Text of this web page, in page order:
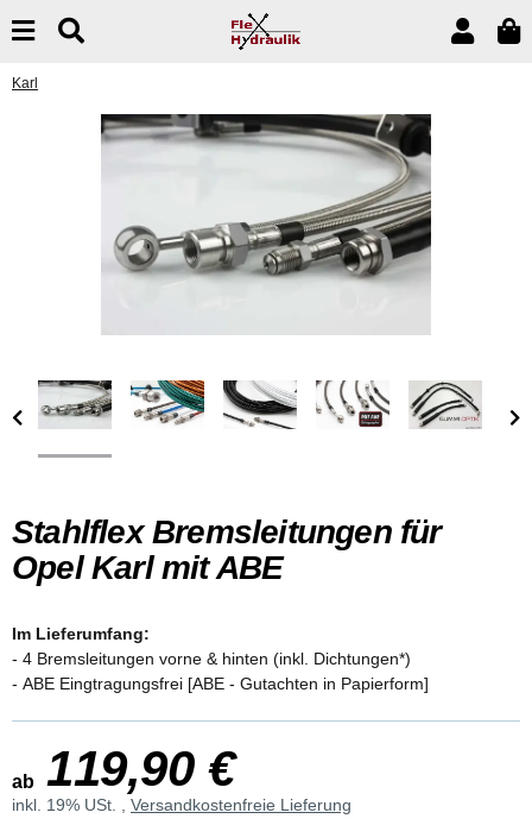
Karl
Stahlflex Bremsleitungen für
Opel Karl mit ABE
Im Lieferumfang:
- 4 Bremsleitungen vorne & hinten (inkl. Dichtungen*)
- ABE Eingtragungsfrei [ABE - Gutachten in Papierform]
ab 119,90 €
inkl. 19% USt. , Versandkostenfreie Lieferung